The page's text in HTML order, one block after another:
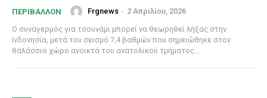
ΠΕΡΙΒΆΛΛΟΝ Frgnews - 2 Απριλίου, 2026
Ο συναγερμός για τσουνάμι μπορεί να θεωρηθεί λήξας στην
Ινδονησία, μετά τον σεισμό 7,4 βαθμών που σημειώθηκε στον
θαλάσσιο χώρο ανοικτά του ανατολικού τμήματος...